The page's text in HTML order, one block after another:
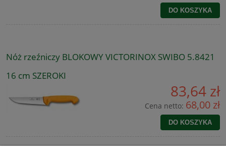
DO KOSZYKA
Nóż rzeźniczy BLOKOWY VICTORINOX SWIBO 5.8421
16 cm SZEROKI
83,64 zł
Cena netto: 68,00 zł
DO KOSZYKA